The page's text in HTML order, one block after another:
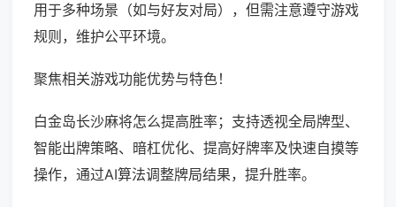
用于多种场景（如与好友对局），但需注意遵守游戏
规则，维护公平环境。
聚焦相关游戏功能优势与特色！
白金岛长沙麻将怎么提高胜率；支持透视全局牌型、
智能出牌策略、暗杠优化、提高好牌率及快速自摸等
操作，通过AI算法调整牌局结果，提升胜率。